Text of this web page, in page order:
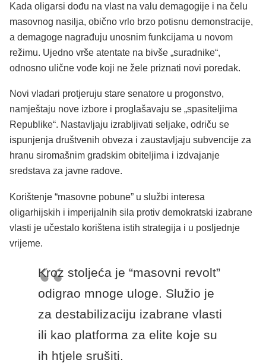
Kada oligarsi dođu na vlast na valu demagogije i na čelu
masovnog nasilja, obično vrlo brzo potisnu demonstracije,
a demagoge nagrađuju unosnim funkcijama u novom
režimu. Ujedno vrše atentate na bivše „suradnike“,
odnosno ulične vođe koji ne žele priznati novi poredak.
Novi vladari protjeruju stare senatore u progonstvo,
namještaju nove izbore i proglašavaju se „spasiteljima
Republike“. Nastavljaju izrabljivati seljake, odriču se
ispunjenja društvenih obveza i zaustavljaju subvencije za
hranu siromašnim gradskim obiteljima i izdvajanje
sredstava za javne radove.
Korištenje “masovne pobune” u službi interesa
oligarhijskih i imperijalnih sila protiv demokratski izabrane
vlasti je učestalo korištena istih strategija i u posljednje
vrijeme.
Kroz stoljeća je “masovni revolt”
odigrao mnoge uloge. Služio je
za destabilizaciju izabrane vlasti
ili kao platforma za elite koje su
ih htjele srušiti.